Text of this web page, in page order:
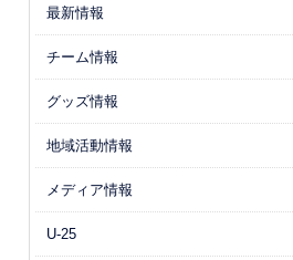
最新情報
チーム情報
グッズ情報
地域活動情報
メディア情報
U-25